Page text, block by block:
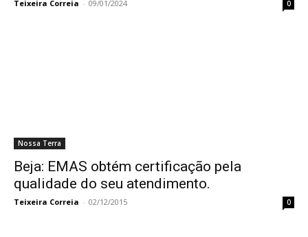
Teixeira Correia - 09/01/2024 0
Nossa Terra
Beja: EMAS obtém certificação pela
qualidade do seu atendimento.
Teixeira Correia - 02/12/2015 0